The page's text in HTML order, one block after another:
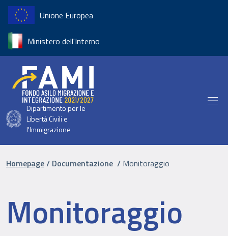
Salta al contenuto principale
Unione Europea
Ministero dell'Interno
Dipartimento per le
Libertà Civili e
l'Immigrazione
Briciole di pane
Homepage Documentazione Monitoraggio
Monitoraggio